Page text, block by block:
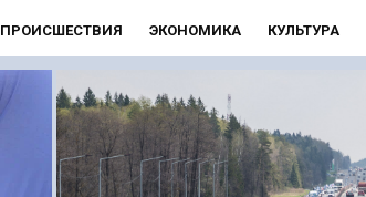
ПРОИСШЕСТВИЯ ЭКОНОМИКА КУЛЬТУРА